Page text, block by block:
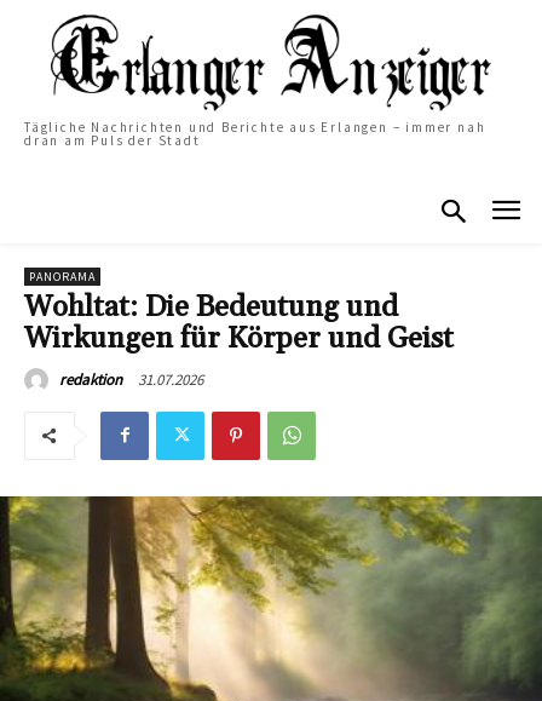
Tägliche Nachrichten und Berichte aus Erlangen – immer nah
dran am Puls der Stadt
PANORAMA
Wohltat: Die Bedeutung und
Wirkungen für Körper und Geist
redaktion 31.07.2026